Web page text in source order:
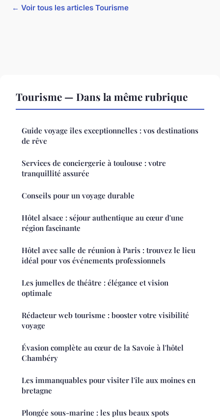
← Voir tous les articles Tourisme
Tourisme — Dans la même rubrique
Guide voyage îles exceptionnelles : vos destinations
de rêve
Services de conciergerie à toulouse : votre
tranquillité assurée
Conseils pour un voyage durable
Hôtel alsace : séjour authentique au cœur d'une
région fascinante
Hôtel avec salle de réunion à Paris : trouvez le lieu
idéal pour vos événements professionnels
Les jumelles de théâtre : élégance et vision
optimale
Rédacteur web tourisme : booster votre visibilité
voyage
Évasion complète au cœur de la Savoie à l'hôtel
Chambéry
Les immanquables pour visiter l'île aux moines en
bretagne
Plongée sous-marine : les plus beaux spots